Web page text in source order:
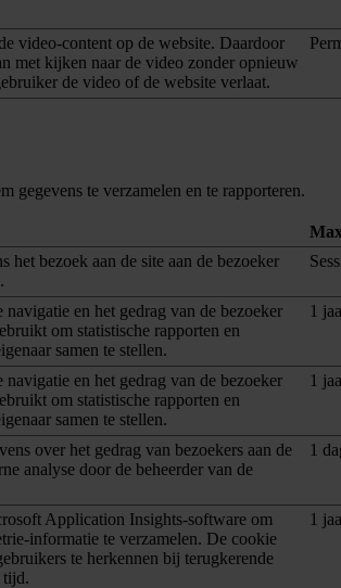
video-content op de website. Daardoor
met kijken naar de video zonder opnieuw
de video of de website verlaat.
gegevens te verzamelen en te rapporteren.
bezoek aan de site aan de bezoeker
navigatie en het gedrag van de bezoeker
om statistische rapporten en
samen te stellen.
1
navigatie en het gedrag van de bezoeker
om statistische rapporten en
samen te stellen.
1
over het gedrag van bezoekers aan de
analyse door de beheerder van de
1
Application Insights-software om
informatie te verzamelen. De cookie
te herkennen bij terugkerende
tijd.
1